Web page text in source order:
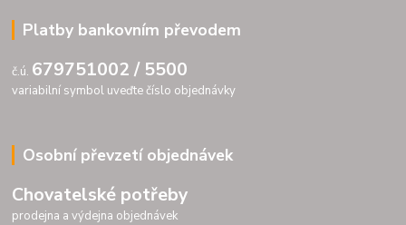
Platby bankovním převodem
č.ú. 679751002 / 5500
variabilní symbol uveďte číslo objednávky
Osobní převzetí objednávek
Chovatelské potřeby
prodejna a výdejna objednávek